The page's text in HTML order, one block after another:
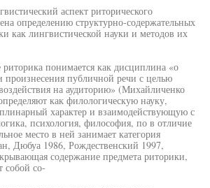
аспект риторического
определению структурно-содержательных
как лингвистической науки и методов их
понимается как дисциплина «о
произнесения публичной речи с целью
на аудиторию» (Михайличенко
как филологическую науку,
характер и взаимодействующую с
психология, философия, по в отличие
место в ней занимает категория
Дюбуа 1986, Рождественский 1997,
содержание предмета риторики,
собой со-